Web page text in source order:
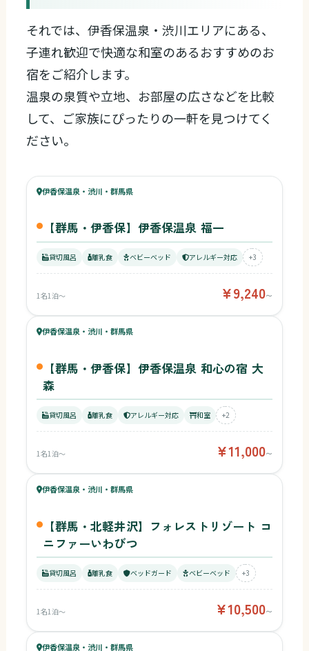
それでは、伊香保温泉・渋川エリアにある、
子連れ歓迎で快適な和室のあるおすすめのお
宿をご紹介します。
温泉の泉質や立地、お部屋の広さなどを比較
して、ご家族にぴったりの一軒を見つけてく
ださい。
84ベビー
伊香保温泉・渋川・群馬県
【群馬・伊香保】伊香保温泉 福一
貸切風呂 離乳食 ベビーベッド アレルギー対応 +3
1名1泊〜 ¥9,240〜
82ベビー
80キッズ
伊香保温泉・渋川・群馬県
【群馬・伊香保】伊香保温泉 和心の宿 大
森
貸切風呂 離乳食 アレルギー対応 和室 +2
1名1泊〜 ¥11,000〜
78ベビー
74キッズ
伊香保温泉・渋川・群馬県
【群馬・北軽井沢】フォレストリゾート コ
ニファーいわびつ
貸切風呂 離乳食 ベッドガード ベビーベッド +3
1名1泊〜 ¥10,500〜
74キッズ
伊香保温泉・渋川・群馬県